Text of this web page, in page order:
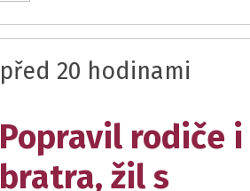
před 20 hodinami
Popravil rodiče i
bratra, žil s